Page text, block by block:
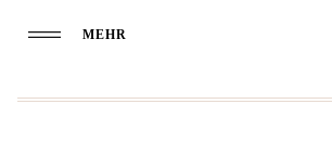
MEHR